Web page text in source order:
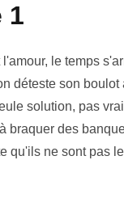
1
le temps
déteste son
solution, pas
braquer des
qu'ils ne sont pas